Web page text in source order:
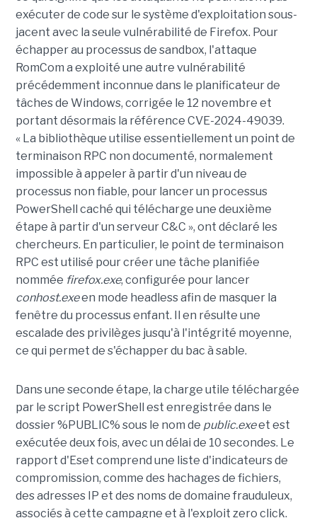
exécuter de code sur le système d'exploitation sous-
jacent avec la seule vulnérabilité de Firefox. Pour
échapper au processus de sandbox, l'attaque
RomCom a exploité une autre vulnérabilité
précédemment inconnue dans le planificateur de
tâches de Windows, corrigée le 12 novembre et
portant désormais la référence CVE-2024-49039.
« La bibliothèque utilise essentiellement un point de
terminaison RPC non documenté, normalement
impossible à appeler à partir d'un niveau de
processus non fiable, pour lancer un processus
PowerShell caché qui télécharge une deuxième
étape à partir d'un serveur C&C », ont déclaré les
chercheurs. En particulier, le point de terminaison
RPC est utilisé pour créer une tâche planifiée
nommée firefox.exe, configurée pour lancer
conhost.exeen mode headless afin de masquer la
fenêtre du processus enfant. Il en résulte une
escalade des privilèges jusqu'à l'intégrité moyenne,
ce qui permet de s'échapper du bac à sable.
Dans une seconde étape, la charge utile téléchargée
par le script PowerShell est enregistrée dans le
dossier %PUBLIC% sous le nom de public.exeet est
exécutée deux fois, avec un délai de 10 secondes. Le
rapport d'Eset comprend une liste d'indicateurs de
compromission, comme des hachages de fichiers,
des adresses IP et des noms de domaine frauduleux,
associés à cette campagne et à l'exploit zero click.